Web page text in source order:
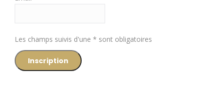
Les champs suivis d'une * sont obligatoires